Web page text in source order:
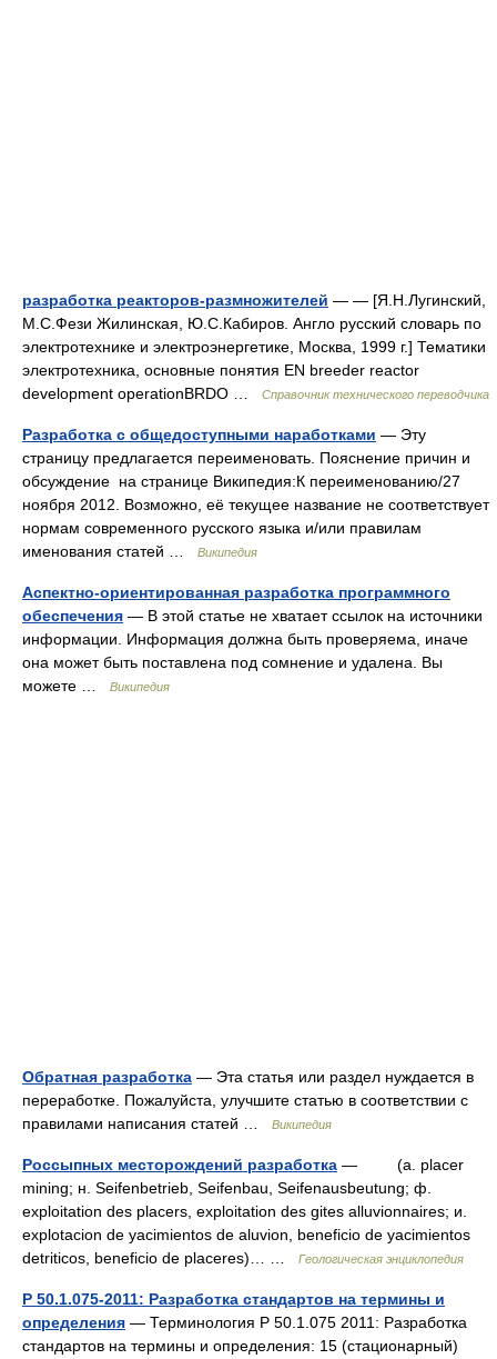
разработка реакторов-размножителей — — [Я.Н.Лугинский,
М.С.Фези Жилинская, Ю.С.Кабиров. Англо русский словарь по
электротехнике и электроэнергетике, Москва, 1999 г.] Тематики
электротехника, основные понятия EN breeder reactor
development operationBRDO …
Справочник технического переводчика
Разработка с общедоступными наработками — Эту
страницу предлагается переименовать. Пояснение причин и
обсуждение на странице Википедия:К переименованию/27
ноября 2012. Возможно, её текущее название не соответствует
нормам современного русского языка и/или правилам
именования статей …
Википедия
Аспектно-ориентированная разработка программного
обеспечения — В этой статье не хватает ссылок на источники
информации. Информация должна быть проверяема, иначе
она может быть поставлена под сомнение и удалена. Вы
можете …
Википедия
Обратная разработка — Эта статья или раздел нуждается в
переработке. Пожалуйста, улучшите статью в соответствии с
правилами написания статей …
Википедия
Россыпных месторождений разработка — (a. placer
mining; н. Seifenbetrieb, Seifenbau, Seifenausbeutung; ф.
exploitation des placers, exploitation des gites alluvionnaires; и.
explotacion de yacimientos de aluvion, beneficio de yacimientos
detriticos, beneficio de placeres)… …
Геологическая энциклопедия
Р 50.1.075-2011: Разработка стандартов на термины и
определения — Терминология Р 50.1.075 2011: Разработка
стандартов на термины и определения: 15 (стационарный)